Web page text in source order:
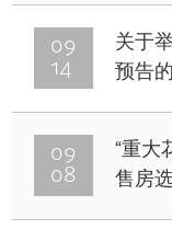
09
14
关于
预告
09
08
“重大
售房